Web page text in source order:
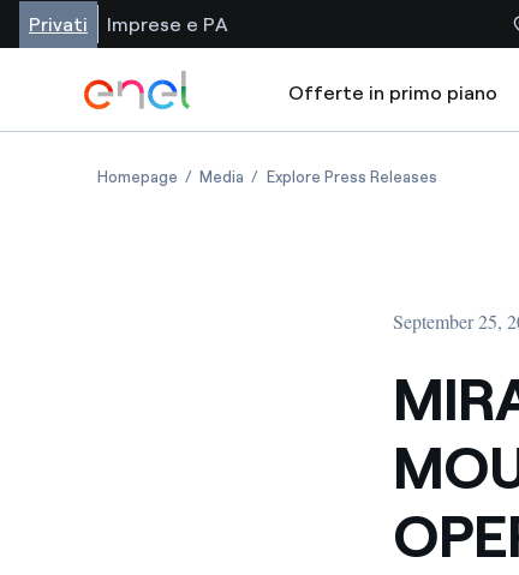
Privati Imprese e PA
Offerte in primo piano
Homepage Media Explore Press Releases
September 25,